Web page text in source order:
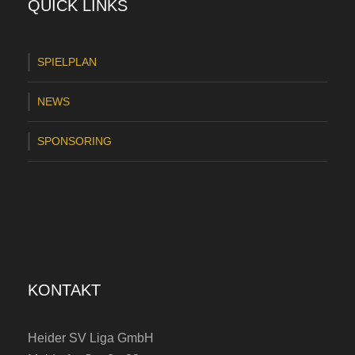
v
r
l
s
s
H
QUICK LINKS
SPIELPLAN
NEWS
SPONSORING
KONTAKT
Heider SV Liga GmbH